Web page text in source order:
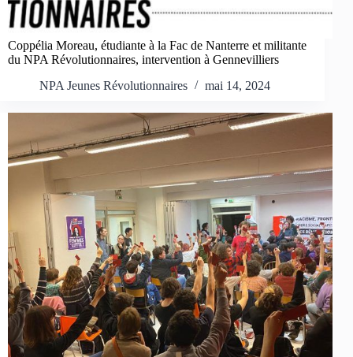
Coppélia Moreau, étudiante à la Fac de Nanterre et militante
du NPA Révolutionnaires, intervention à Gennevilliers
NPA Jeunes Révolutionnaires
mai 14, 2024